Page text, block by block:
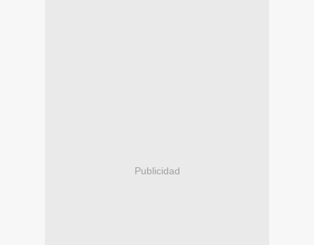
Publicidad